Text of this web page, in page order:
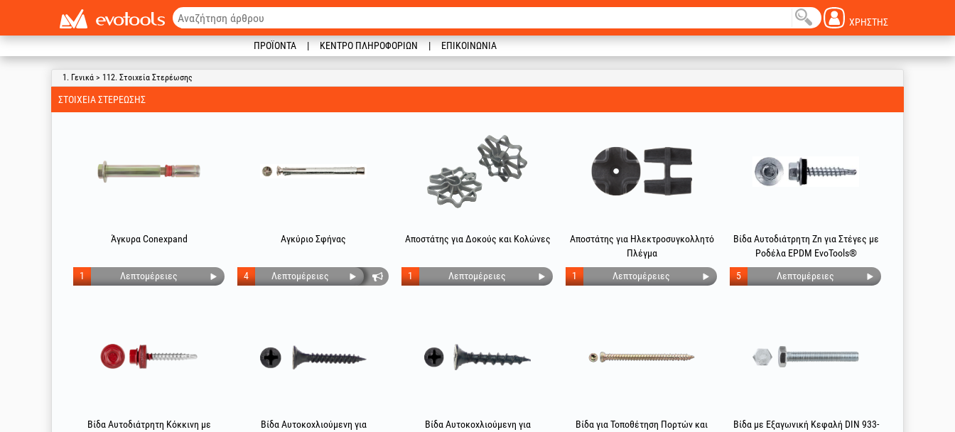
ΧΡΉΣΤΗΣ
ΠΡΟΪΌΝΤΑ ΚΈΝΤΡΟ ΠΛΗΡΟΦΟΡΙΏΝ ΕΠΙΚΟΙΝΩΝΊΑ
1. Γενικά > 112. Στοιχεία Στερέωσης
ΣΤΟΙΧΕΊΑ ΣΤΕΡΈΩΣΗΣ
Άγκυρα Conexpand
Λεπτομέρειες
1
Αγκύριο Σφήνας
Λεπτομέρειες
4
Αποστάτης για Δοκούς και Κολώνες
Λεπτομέρειες
1
Αποστάτης για Ηλεκτροσυγκολλητό
Πλέγμα
Λεπτομέρειες
1
Βίδα Αυτοδιάτρητη Zn για Στέγες με
Ροδέλα EPDM EvoTools®
Λεπτομέρειες
5
Βίδα Αυτοδιάτρητη Κόκκινη με
Βίδα Αυτοκοχλιούμενη για
Βίδα Αυτοκοχλιούμενη για
Βίδα για Τοποθέτηση Πορτών και
Βίδα με Εξαγωνική Κεφαλή DIN 933-